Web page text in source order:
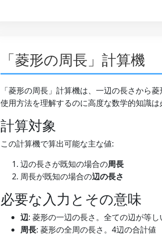
「菱形の周長」計算機
「菱形の周長」計算機は、一辺の長さから
使用方法を理解するのに高度な数学的知識
計算対象
この計算機で算出可能な主な値:
辺の長さが既知の場合の周長
周長が既知の場合の辺の長さ
必要な入力とその意味
辺: 菱形の一辺の長さ。全ての辺が等
周長: 菱形の全周の長さ。4辺の合計値